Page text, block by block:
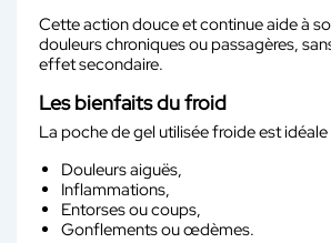
Cette action douce et continue aide à
douleurs chroniques ou passagères,
effet secondaire.
Les bienfaits du froid
La poche de gel utilisée froide est
Douleurs aiguës,
Inflammations,
Entorses ou coups,
Gonflements ou œdèmes.